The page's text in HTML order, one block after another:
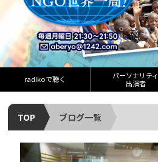
radikoで聴く
パーソナリティ
出演者
TOP ブログ一覧